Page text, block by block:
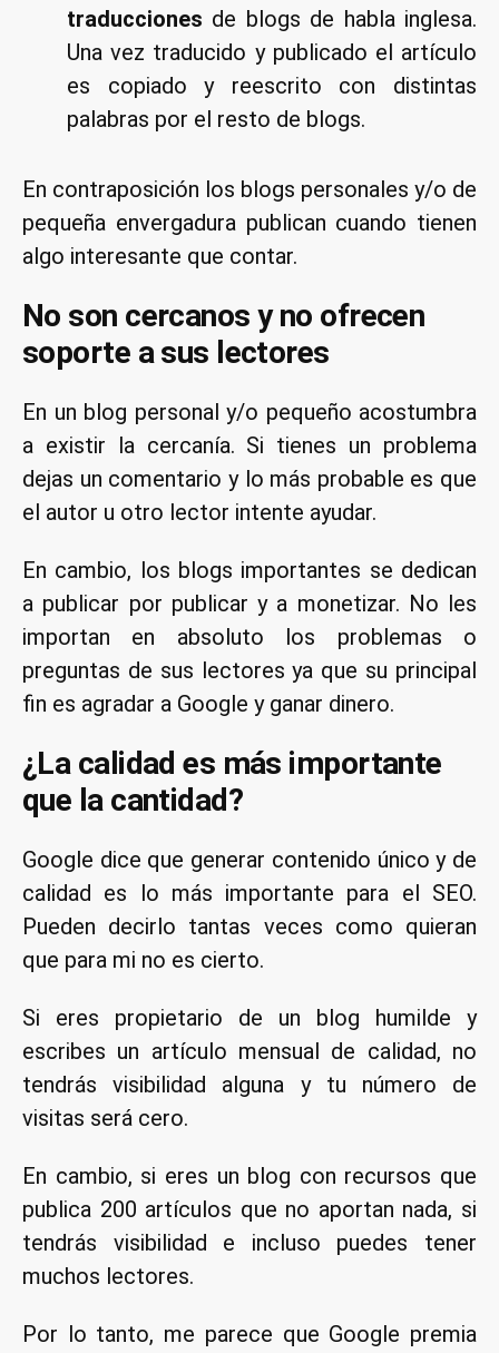
traducciones de blogs de habla inglesa.
Una vez traducido y publicado el artículo
es copiado y reescrito con distintas
palabras por el resto de blogs.
En contraposición los blogs personales y/o de
pequeña envergadura publican cuando tienen
algo interesante que contar.
No son cercanos y no ofrecen
soporte a sus lectores
En un blog personal y/o pequeño acostumbra
a existir la cercanía. Si tienes un problema
dejas un comentario y lo más probable es que
el autor u otro lector intente ayudar.
En cambio, los blogs importantes se dedican
a publicar por publicar y a monetizar. No les
importan en absoluto los problemas o
preguntas de sus lectores ya que su principal
fin es agradar a Google y ganar dinero.
¿La calidad es más importante
que la cantidad?
Google dice que generar contenido único y de
calidad es lo más importante para el SEO.
Pueden decirlo tantas veces como quieran
que para mi no es cierto.
Si eres propietario de un blog humilde y
escribes un artículo mensual de calidad, no
tendrás visibilidad alguna y tu número de
visitas será cero.
En cambio, si eres un blog con recursos que
publica 200 artículos que no aportan nada, si
tendrás visibilidad e incluso puedes tener
muchos lectores.
Por lo tanto, me parece que Google premia